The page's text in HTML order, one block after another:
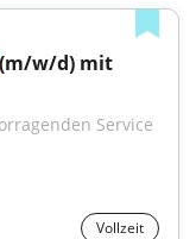
(m/w/d) mit
Service
Vollzeit